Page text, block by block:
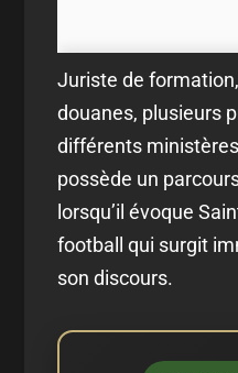
Juriste de
douanes, plusieurs
différents
possède un
lorsqu’il évoque
football qui surgit
son discours.